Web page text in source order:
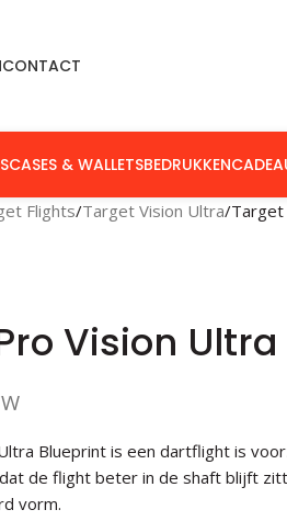
CONTACT
CASES & WALLETSBEDRUKKEN
Flights Target Vision Ultra Target
Vision
Blueprint is een dartflight is
de flight beter in de shaft blijft
vorm.